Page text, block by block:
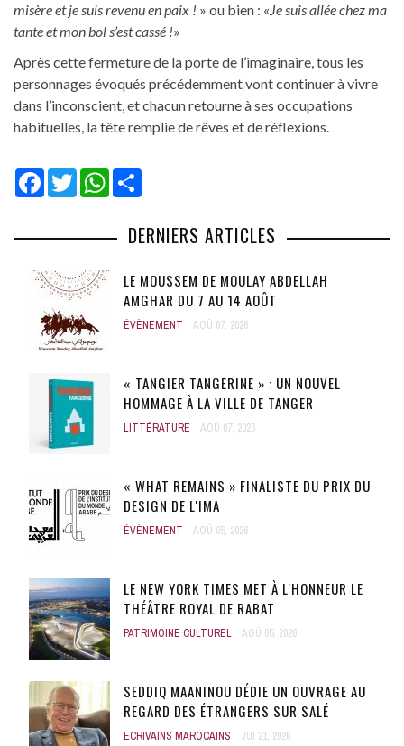
misère et je suis revenu en paix ! » ou bien : «Je suis allée chez ma
tante et mon bol s’est cassé !»
Après cette fermeture de la porte de l’imaginaire, tous les
personnages évoqués précédemment vont continuer à vivre
dans l’inconscient, et chacun retourne à ses occupations
habituelles, la tête remplie de rêves et de réflexions.
Facebook
TwitterWhatsApp
DERNIERS ARTICLES
LE MOUSSEM DE MOULAY ABDELLAH
AMGHAR DU 7 AU 14 AOÛT
ÉVÈNEMENT AOÛ 07, 2026
« TANGIER TANGERINE » : UN NOUVEL
HOMMAGE À LA VILLE DE TANGER
LITTÉRATURE AOÛ 07, 2026
« WHAT REMAINS » FINALISTE DU PRIX DU
DESIGN DE L'IMA
ÉVÈNEMENT AOÛ 05, 2026
LE NEW YORK TIMES MET À L'HONNEUR LE
THÉÂTRE ROYAL DE RABAT
PATRIMOINE CULTUREL AOÛ 05, 2026
SEDDIQ MAANINOU DÉDIE UN OUVRAGE AU
REGARD DES ÉTRANGERS SUR SALÉ
ECRIVAINS MAROCAINS JUI 21, 2026